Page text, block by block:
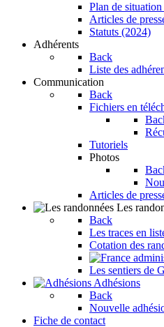
Plan de
Articles de
Statuts (2024)
Adhérents
Back
Liste des
Communication
Back
Fichiers en
Tutoriels
Photos
Articles de
Les
Back
Les traces en
Cotation des
Les sentiers de
Adhésions
Back
Nouvelle
Fiche de contact